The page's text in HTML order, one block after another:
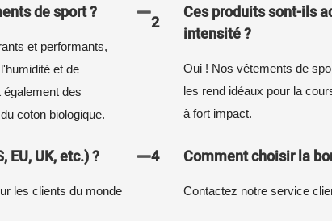
de sport ?
et performants,
et de
des
coton biologique.
2
Ces produits sont-ils
intensité ?
Oui ! Nos vêtements de
les rend idéaux pour la
à fort impact.
UK, etc.) ?
les clients du monde
4 Comment choisir la
Contactez notre service